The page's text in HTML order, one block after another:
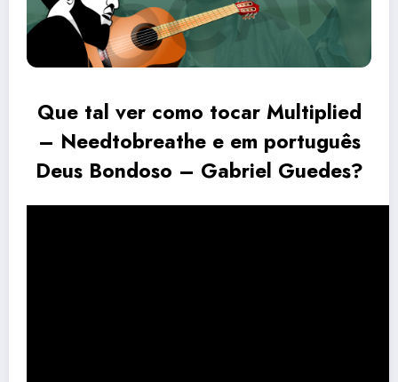
Que tal ver como tocar Multiplied
– Needtobreathe e em português
Deus Bondoso – Gabriel Guedes?